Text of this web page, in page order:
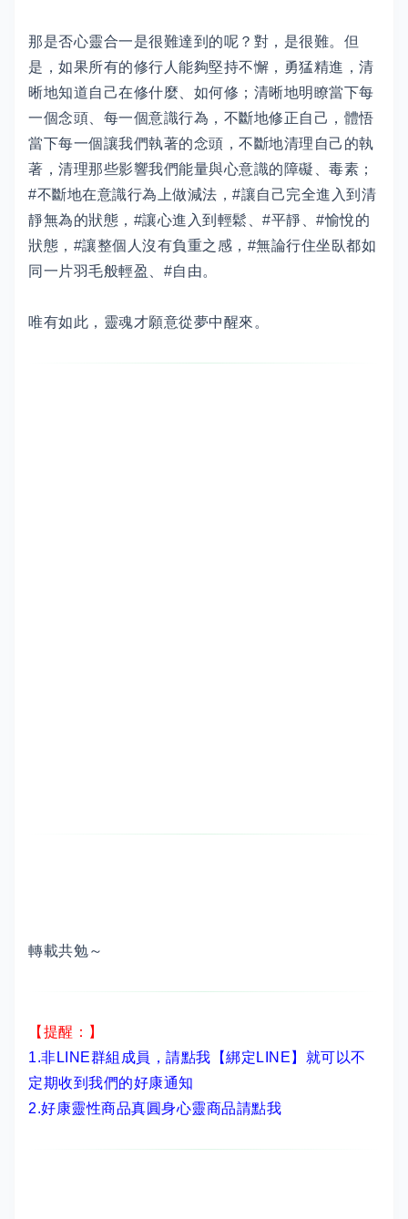
那是否心靈合一是很難達到的呢？對，是很難。但
是，如果所有的修行人能夠堅持不懈，勇猛精進，清
晰地知道自己在修什麼、如何修；清晰地明瞭當下每
一個念頭、每一個意識行為，不斷地修正自己，體悟
當下每一個讓我們執著的念頭，不斷地清理自己的執
著，清理那些影響我們能量與心意識的障礙、毒素；
#不斷地在意識行為上做減法，#讓自己完全進入到清
靜無為的狀態，#讓心進入到輕鬆、#平靜、#愉悅的
狀態，#讓整個人沒有負重之感，#無論行住坐臥都如
同一片羽毛般輕盈、#自由。
唯有如此，靈魂才願意從夢中醒來。
轉載共勉～
【提醒：】
1.非LINE群組成員， 請點我【綁定LINE】 就可以不
定期收到我們的好康通知
2.好康靈性商品真圓身心靈商品請點我